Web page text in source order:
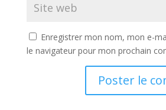
Enregistrer mon nom, mon e-
le navigateur pour mon prochain